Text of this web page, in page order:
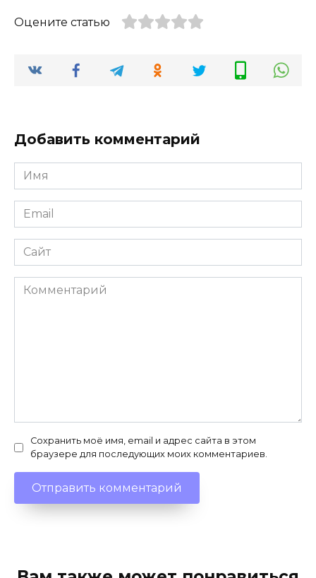
Оцените статью
Добавить комментарий
Имя
*
Email
*
Сайт
Комментарий
Сохранить моё имя, email и адрес сайта в этом
браузере для последующих моих комментариев.